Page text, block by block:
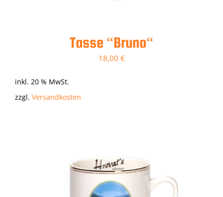
Tasse “Bruno“
18,00 €
inkl. 20 % MwSt.
zzgl. Versandkosten